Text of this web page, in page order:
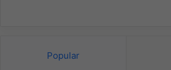
Popular